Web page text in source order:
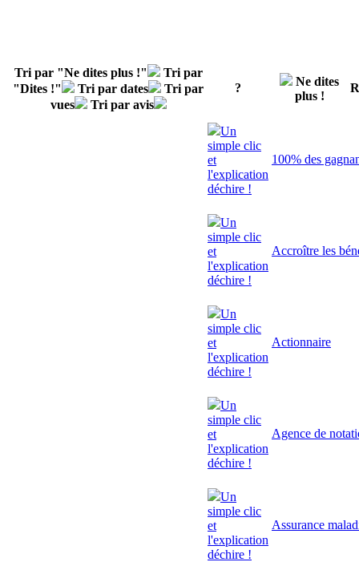
Tri par "Ne dites plus !"
Tri par
"Dites !"
Tri par dates
Tri par
vues
Tri par avis
?
Ne dites
plus !
Un
simple clic
et
l'explication
déchire !
100% des
Un
simple clic
et
l'explication
déchire !
Accroître les
Un
simple clic
et
l'explication
déchire !
Actionnaire
Un
simple clic
et
l'explication
déchire !
Agence de
Un
simple clic
et
l'explication
déchire !
Assurance